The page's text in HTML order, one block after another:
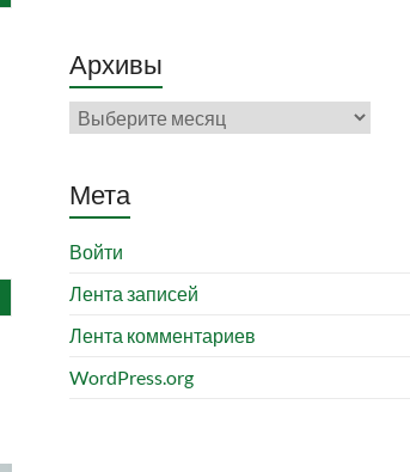
Архивы
Архивы
Мета
Войти
Лента записей
Лента комментариев
WordPress.org